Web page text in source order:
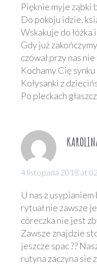
Pięknie myje ząbki
Do pokoju idzie,
Wskakuje do łóżka
Gdy już
czówał przy nas
Kochamy Cię
Kołysanki z
Po pleckach
4 listopada 2018 at
U nas z
rytuał nie zawsze
córeczka nie jest
Zawsze znajdzie
jeszcze spac ??
rutyna zaczyna sie